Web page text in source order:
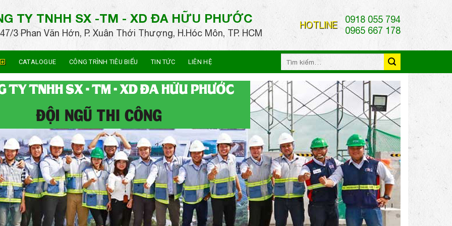
TY TNHH SX -TM - XD ĐA HỮU PHƯỚC
47/3 Phan Văn Hớn, P. Xuân Thới Thượng, H.Hóc Môn, TP. HCM
HOTLINE
0918 055 794
0965 667 178
CATALOGUE CÔNG TRÌNH TIÊU BIỂU TIN TỨC LIÊN HỆ